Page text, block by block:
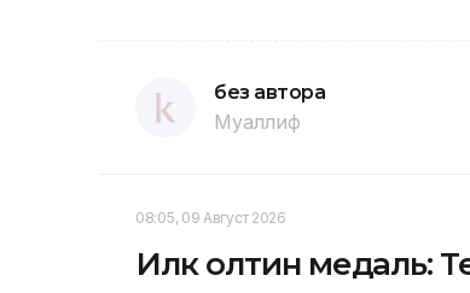
без автора
Муаллиф
08:05, 09 Август 2026
Илк олтин медаль: